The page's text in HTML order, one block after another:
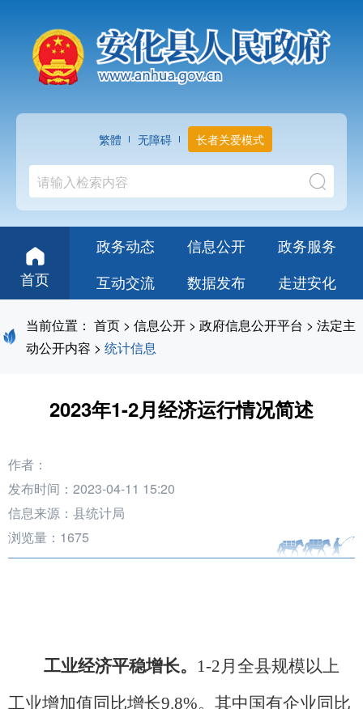
繁體 无障碍 长者关爱模式
首页
政务动态 信息公开
政务服务
互动交流
数据发布 走进安化
当前位置： 首页 > 信息公开 > 政府信息公开平台 > 法定主
动公开内容 > 统计信息
2023年1-2月经济运行情况简述
作者：
发布时间：2023-04-11 15:20
信息来源：县统计局
浏览量： 1675
工业经济平稳增长。 1-2月全县规模以上
工业增加值同比增长9.8%。其中国有企业同比